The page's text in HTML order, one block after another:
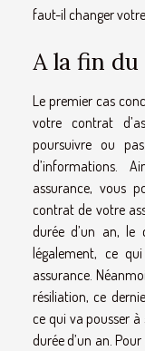
faut-il changer
A la fin du
Le premier cas
votre contrat
poursuivre ou
d’informations.
assurance, vous
contrat de votre
durée d’un an,
légalement, ce
assurance.
résiliation, ce
ce qui va pousser
durée d’un an.